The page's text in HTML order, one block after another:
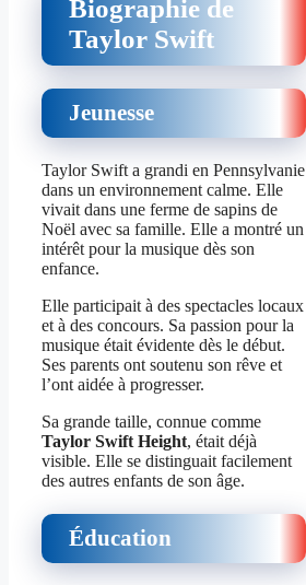
Biographie de
Taylor Swift
Jeunesse
Taylor Swift a grandi en Pennsylvanie
dans un environnement calme. Elle
vivait dans une ferme de sapins de
Noël avec sa famille. Elle a montré un
intérêt pour la musique dès son
enfance.
Elle participait à des spectacles locaux
et à des concours. Sa passion pour la
musique était évidente dès le début.
Ses parents ont soutenu son rêve et
l’ont aidée à progresser.
Sa grande taille, connue comme
Taylor Swift Height, était déjà
visible. Elle se distinguait facilement
des autres enfants de son âge.
Éducation